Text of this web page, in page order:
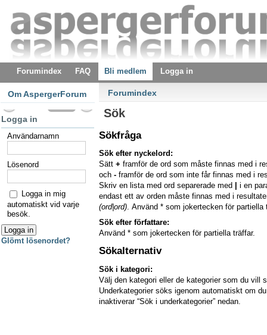
Forumindex FAQ Bli medlem Logga in
Forumindex
Sök
Sökfråga
Sök efter nyckelord:
Sätt + framför de ord som måste finnas med i
och - framför de ord som inte får finnas med i
Skriv en lista med ord separerade med
i en
endast ett av orden måste finnas med i
(ord|ord) . Använd * som jokertecken för partiella
Sök efter författare:
Använd * som jokertecken för partiella träffar.
Sökalternativ
Sök i kategori:
Välj den kategori eller de kategorier som du vill
Underkategorier söks igenom automatiskt om
inaktiverar “Sök i underkategorier” nedan.
Om AspergerForum
Logga in
Användarnamn
Lösenord
Logga in mig
automatiskt vid varje
besök.
Glömt lösenordet?